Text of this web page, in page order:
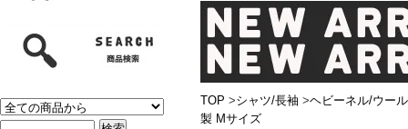
TOP >シャツ/長袖 >ヘビーネル/ウール
製 Mサイズ